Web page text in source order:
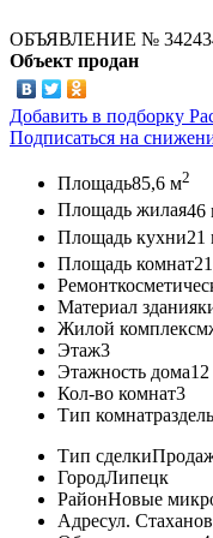
ОБЪЯВЛЕНИЕ №
Объект продан
Добавить в подборку
Подписаться на
Площадь85,6 м2
Площадь жилая46
Площадь кухни21
Площадь комнат
Ремонт
Материал здания
Жилой комплекс
Этаж3
Этажность дома12
Кол-во комнат3
Тип комнат
Тип сделки
ГородЛипецк
РайонНовые
Адресул.